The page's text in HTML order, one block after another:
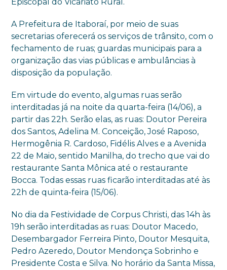
A Prefeitura de Itaboraí, por meio de suas
secretarias oferecerá os serviços de trânsito, com o
fechamento de ruas; guardas municipais para a
organização das vias públicas e ambulâncias à
disposição da população.
Em virtude do evento, algumas ruas serão
interditadas já na noite da quarta-feira (14/06), a
partir das 22h. Serão elas, as ruas: Doutor Pereira
dos Santos, Adelina M. Conceição, José Raposo,
Hermogênia R. Cardoso, Fidélis Alves e a Avenida
22 de Maio, sentido Manilha, do trecho que vai do
restaurante Santa Mônica até o restaurante
Bocca. Todas essas ruas ficarão interditadas até às
22h de quinta-feira (15/06).
No dia da Festividade de Corpus Christi, das 14h às
19h serão interditadas as ruas: Doutor Macedo,
Desembargador Ferreira Pinto, Doutor Mesquita,
Pedro Azeredo, Doutor Mendonça Sobrinho e
Presidente Costa e Silva. No horário da Santa Missa,